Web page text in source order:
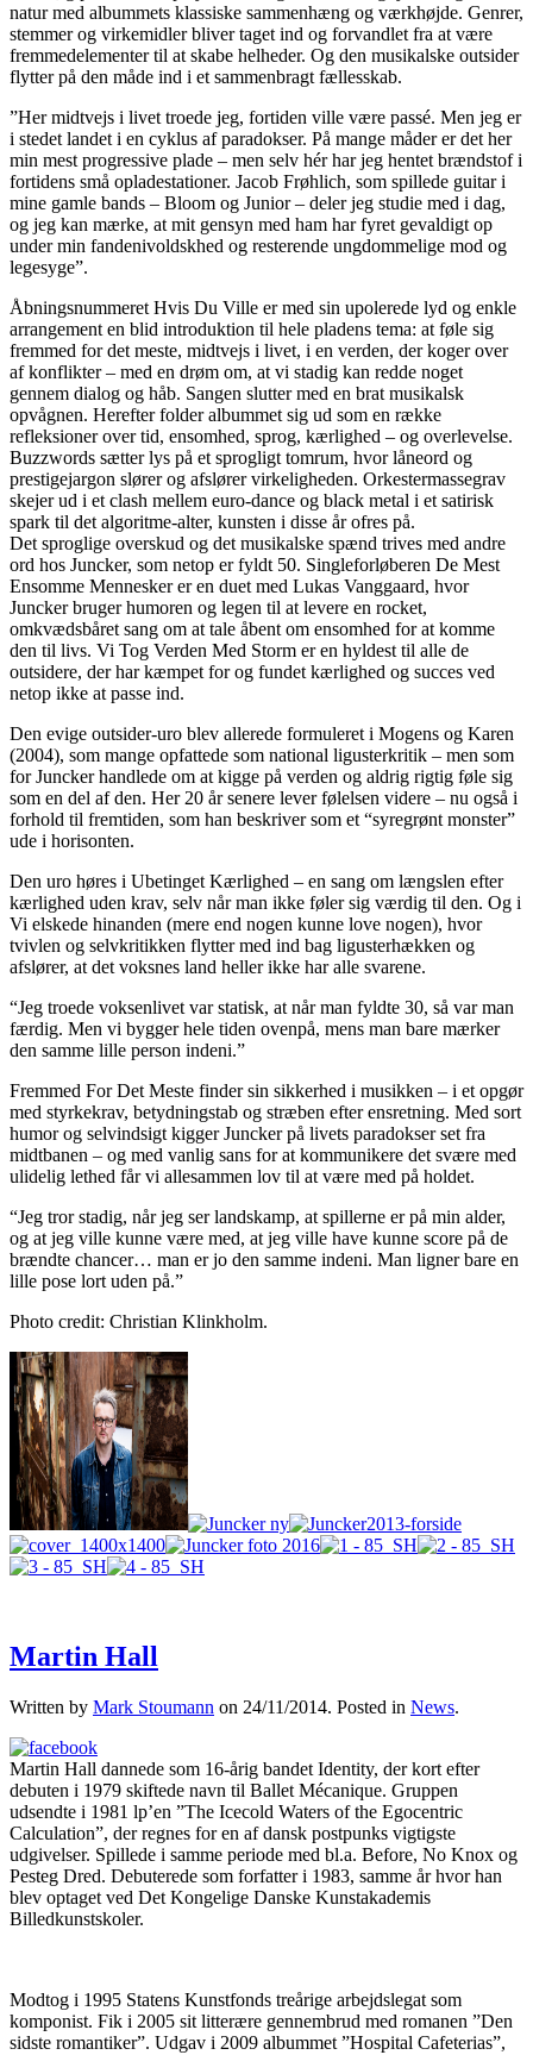
natur med albummets klassiske sammenhæng og værkhøjde. Genrer,
stemmer og virkemidler bliver taget ind og forvandlet fra at være
fremmedelementer til at skabe helheder. Og den musikalske outsider
flytter på den måde ind i et sammenbragt fællesskab.
”Her midtvejs i livet troede jeg, fortiden ville være passé. Men jeg er
i stedet landet i en cyklus af paradokser. På mange måder er det her
min mest progressive plade – men selv hér har jeg hentet brændstof i
fortidens små opladestationer. Jacob Frøhlich, som spillede guitar i
mine gamle bands – Bloom og Junior – deler jeg studie med i dag,
og jeg kan mærke, at mit gensyn med ham har fyret gevaldigt op
under min fandenivoldskhed og resterende ungdommelige mod og
legesyge”.
Åbningsnummeret Hvis Du Ville er med sin upolerede lyd og enkle
arrangement en blid introduktion til hele pladens tema: at føle sig
fremmed for det meste, midtvejs i livet, i en verden, der koger over
af konflikter – med en drøm om, at vi stadig kan redde noget
gennem dialog og håb. Sangen slutter med en brat musikalsk
opvågnen. Herefter folder albummet sig ud som en række
refleksioner over tid, ensomhed, sprog, kærlighed – og overlevelse.
Buzzwords sætter lys på et sprogligt tomrum, hvor låneord og
prestigejargon slører og afslører virkeligheden. Orkestermassegrav
skejer ud i et clash mellem euro-dance og black metal i et satirisk
spark til det algoritme-alter, kunsten i disse år ofres på.
Det sproglige overskud og det musikalske spænd trives med andre
ord hos Juncker, som netop er fyldt 50. Singleforløberen De Mest
Ensomme Mennesker er en duet med Lukas Vanggaard, hvor
Juncker bruger humoren og legen til at levere en rocket,
omkvædsbåret sang om at tale åbent om ensomhed for at komme
den til livs. Vi Tog Verden Med Storm er en hyldest til alle de
outsidere, der har kæmpet for og fundet kærlighed og succes ved
netop ikke at passe ind.
Den evige outsider-uro blev allerede formuleret i Mogens og Karen
(2004), som mange opfattede som national ligusterkritik – men som
for Juncker handlede om at kigge på verden og aldrig rigtig føle sig
som en del af den. Her 20 år senere lever følelsen videre – nu også i
forhold til fremtiden, som han beskriver som et “syregrønt monster”
ude i horisonten.
Den uro høres i Ubetinget Kærlighed – en sang om længslen efter
kærlighed uden krav, selv når man ikke føler sig værdig til den. Og i
Vi elskede hinanden (mere end nogen kunne love nogen), hvor
tvivlen og selvkritikken flytter med ind bag ligusterhækken og
afslører, at det voksnes land heller ikke har alle svarene.
“Jeg troede voksenlivet var statisk, at når man fyldte 30, så var man
færdig. Men vi bygger hele tiden ovenpå, mens man bare mærker
den samme lille person indeni.”
Fremmed For Det Meste finder sin sikkerhed i musikken – i et opgør
med styrkekrav, betydningstab og stræben efter ensretning. Med sort
humor og selvindsigt kigger Juncker på livets paradokser set fra
midtbanen – og med vanlig sans for at kommunikere det svære med
ulidelig lethed får vi allesammen lov til at være med på holdet.
“Jeg tror stadig, når jeg ser landskamp, at spillerne er på min alder,
og at jeg ville kunne være med, at jeg ville have kunne score på de
brændte chancer… man er jo den samme indeni. Man ligner bare en
lille pose lort uden på.”
Photo credit: Christian Klinkholm.
Martin Hall
Written by Mark Stoumann on 24/11/2014. Posted in News.
Martin Hall dannede som 16-årig bandet Identity, der kort efter
debuten i 1979 skiftede navn til Ballet Mécanique. Gruppen
udsendte i 1981 lp’en ”The Icecold Waters of the Egocentric
Calculation”, der regnes for en af dansk postpunks vigtigste
udgivelser. Spillede i samme periode med bl.a. Before, No Knox og
Pesteg Dred. Debuterede som forfatter i 1983, samme år hvor han
blev optaget ved Det Kongelige Danske Kunstakademis
Billedkunstskoler.
Modtog i 1995 Statens Kunstfonds treårige arbejdslegat som
komponist. Fik i 2005 sit litterære gennembrud med romanen ”Den
sidste romantiker”. Udgav i 2009 albummet ”Hospital Cafeterias”,